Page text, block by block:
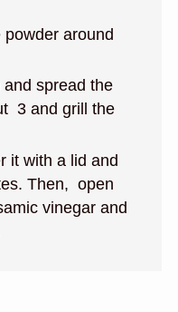
around
spread the
3 and grill the
it with a lid and
Then, open
vinegar and